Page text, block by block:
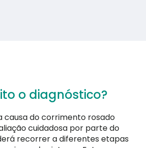
o diagnóstico?
causa do corrimento rosado
cuidadosa por parte do
recorrer a diferentes etapas